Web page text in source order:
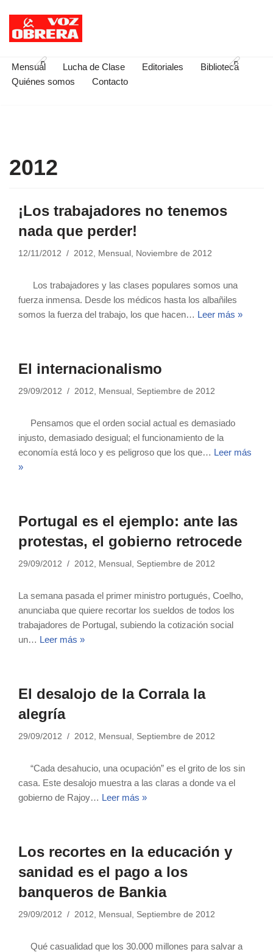
Saltar
contenido
Mensual Lucha de Clase Editoriales
Biblioteca
Quiénes somos
Contacto
2012
¡Los trabajadores no tenemos
nada que perder!
12/11/2012 2012, Mensual , Noviembre de 2012
Los trabajadores y las clases populares somos una
fuerza inmensa. Desde los médicos hasta los albañiles
somos la fuerza del trabajo, los que hacen… Leer más »
El internacionalismo
29/09/2012 2012, Mensual , Septiembre de 2012
Pensamos que el orden social actual es demasiado
injusto, demasiado desigual; el funcionamiento de la
economía está loco y es peligroso que los que… Leer más
»
Portugal es el ejemplo: ante las
protestas, el gobierno retrocede
29/09/2012 2012, Mensual , Septiembre de 2012
La semana pasada el primer ministro portugués, Coelho,
anunciaba que quiere recortar los sueldos de todos los
trabajadores de Portugal, subiendo la cotización social
un… Leer más »
El desalojo de la Corrala la
alegría
29/09/2012 2012, Mensual , Septiembre de 2012
“Cada desahucio, una ocupación” es el grito de los sin
casa. Este desalojo muestra a las claras a donde va el
gobierno de Rajoy… Leer más »
Los recortes en la educación y
sanidad es el pago a los
banqueros de Bankia
29/09/2012 2012, Mensual , Septiembre de 2012
Qué casualidad que los 30.000 millones para salvar a